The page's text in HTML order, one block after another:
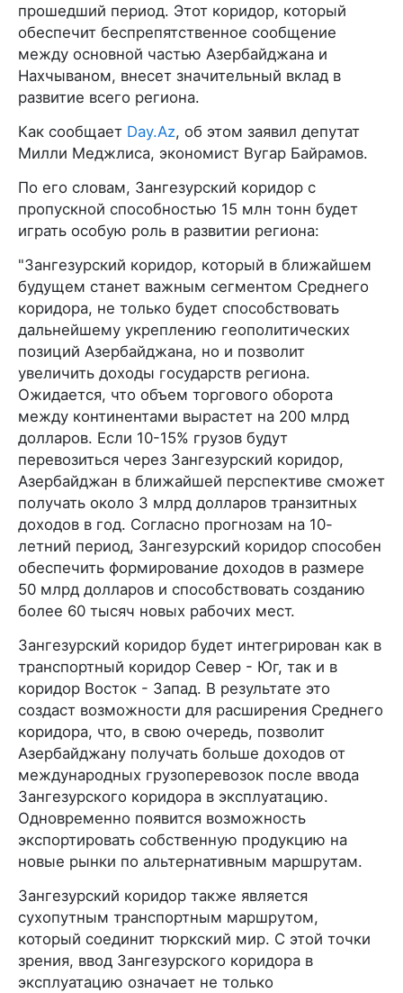
прошедший период. Этот коридор, который
обеспечит беспрепятственное сообщение
между основной частью Азербайджана и
Нахчываном, внесет значительный вклад в
развитие всего региона.
Как сообщает Day.Az, об этом заявил депутат
Милли Меджлиса, экономист Вугар Байрамов.
По его словам, Зангезурский коридор с
пропускной способностью 15 млн тонн будет
играть особую роль в развитии региона:
"Зангезурский коридор, который в ближайшем
будущем станет важным сегментом Среднего
коридора, не только будет способствовать
дальнейшему укреплению геополитических
позиций Азербайджана, но и позволит
увеличить доходы государств региона.
Ожидается, что объем торгового оборота
между континентами вырастет на 200 млрд
долларов. Если 10-15% грузов будут
перевозиться через Зангезурский коридор,
Азербайджан в ближайшей перспективе сможет
получать около 3 млрд долларов транзитных
доходов в год. Согласно прогнозам на 10-
летний период, Зангезурский коридор способен
обеспечить формирование доходов в размере
50 млрд долларов и способствовать созданию
более 60 тысяч новых рабочих мест.
Зангезурский коридор будет интегрирован как в
транспортный коридор Север - Юг, так и в
коридор Восток - Запад. В результате это
создаст возможности для расширения Среднего
коридора, что, в свою очередь, позволит
Азербайджану получать больше доходов от
международных грузоперевозок после ввода
Зангезурского коридора в эксплуатацию.
Одновременно появится возможность
экспортировать собственную продукцию на
новые рынки по альтернативным маршрутам.
Зангезурский коридор также является
сухопутным транспортным маршрутом,
который соединит тюркский мир. С этой точки
зрения, ввод Зангезурского коридора в
эксплуатацию означает не только